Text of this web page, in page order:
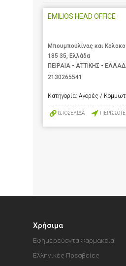
EMILIOS HEAD OFFICE
Μπουμπουλίνας και
185 35, Ελλάδα
ΠΕΙΡΑΙΑ - ΑΤΤΙΚΗΣ -
2130265541
Κατηγορία: Αγορές /
ΙΣΤΟΣΕΛΙΔΑ
Χρήσιμα
Εφημερεύοντα Φαρμακεία
Ελληνικές Πρεσβείες